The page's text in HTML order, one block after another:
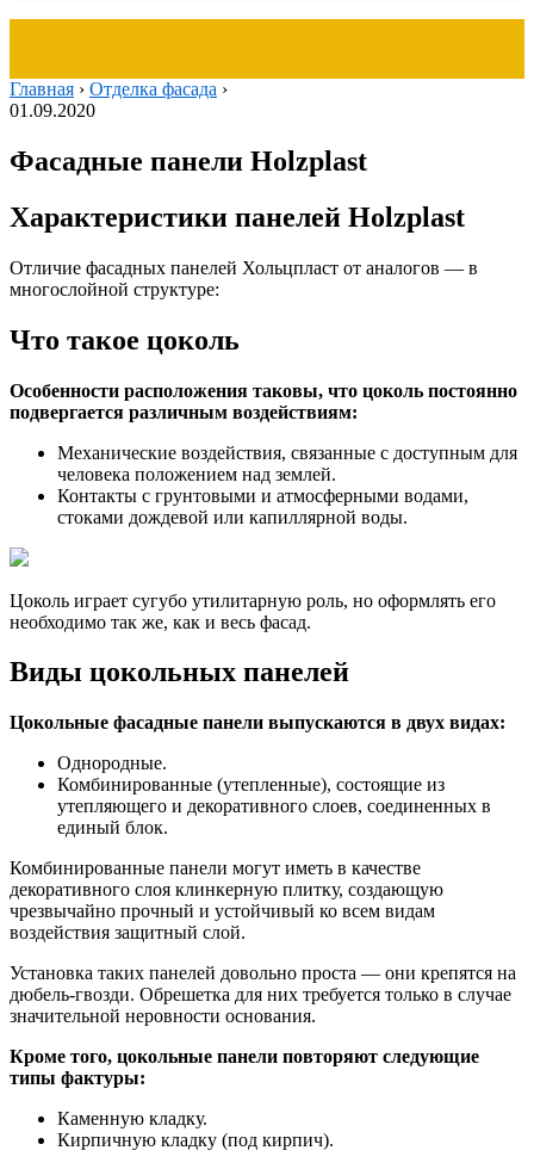
Главная › Отделка фасада ›
01.09.2020
Фасадные панели Holzplast
Характеристики панелей Holzplast
Отличие фасадных панелей Хольцпласт от аналогов — в
многослойной структуре:
Что такое цоколь
Особенности расположения таковы, что цоколь постоянно
подвергается различным воздействиям:
Механические воздействия, связанные с доступным для
человека положением над землей.
Контакты с грунтовыми и атмосферными водами,
стоками дождевой или капиллярной воды.
Цоколь играет сугубо утилитарную роль, но оформлять его
необходимо так же, как и весь фасад.
Виды цокольных панелей
Цокольные фасадные панели выпускаются в двух видах:
Однородные.
Комбинированные (утепленные), состоящие из
утепляющего и декоративного слоев, соединенных в
единый блок.
Комбинированные панели могут иметь в качестве
декоративного слоя клинкерную плитку, создающую
чрезвычайно прочный и устойчивый ко всем видам
воздействия защитный слой.
Установка таких панелей довольно проста — они крепятся на
дюбель-гвозди. Обрешетка для них требуется только в случае
значительной неровности основания.
Кроме того, цокольные панели повторяют следующие
типы фактуры:
Каменную кладку.
Кирпичную кладку (под кирпич).